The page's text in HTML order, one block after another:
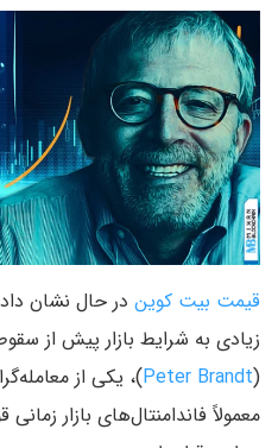
قیمت بیت کوین در حال نشان
(
Peter Brandt)، یکی از
معمولاً فاندامنتال‌های بازار